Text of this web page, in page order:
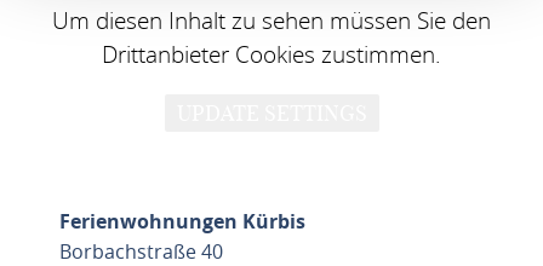
Um diesen Inhalt zu sehen müssen Sie den
Drittanbieter Cookies zustimmen.
Ferienwohnungen Kürbis
Borbachstraße 40